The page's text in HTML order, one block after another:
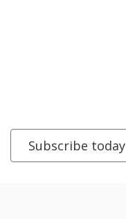
Subscribe today